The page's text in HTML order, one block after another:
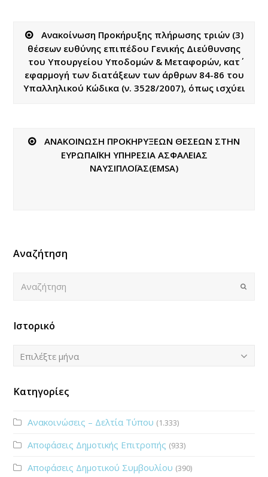
Ανακοίνωση Προκήρυξης πλήρωσης τριών (3)
θέσεων ευθύνης επιπέδου Γενικής Διεύθυνσης
του Υπουργείου Υποδομών & Μεταφορών, κατ΄
εφαρμογή των διατάξεων των άρθρων 84-86 του
Υπαλληλικού Κώδικα (ν. 3528/2007), όπως ισχύει
ΑΝΑΚΟΙΝΩΣΗ ΠΡΟΚΗΡΥΞΕΩΝ ΘΕΣΕΩΝ ΣΤΗΝ
ΕΥΡΩΠΑΪΚΗ ΥΠΗΡΕΣΙΑ ΑΣΦΑΛΕΙΑΣ
ΝΑΥΣΙΠΛΟΪΑΣ(EMSA)
Αναζήτηση
Submit
Ιστορικό
Ιστορικό
Επιλέξτε μήνα
Κατηγορίες
Ανακοινώσεις – Δελτία Τύπου (1.333)
Αποφάσεις Δημοτικής Επιτροπής (933)
Αποφάσεις Δημοτικού Συμβουλίου (390)